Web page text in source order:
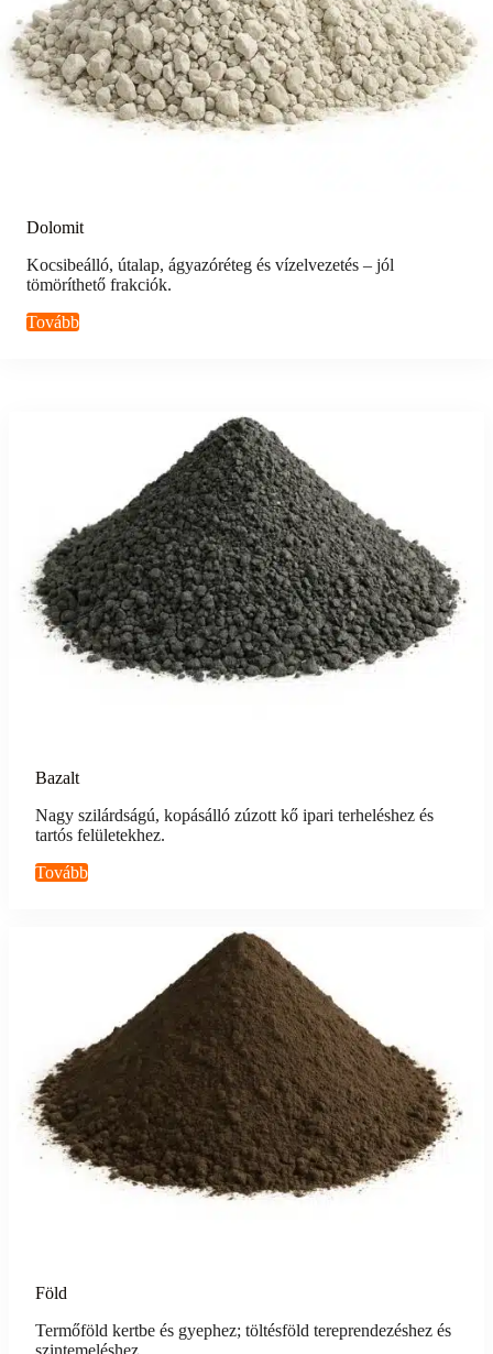
Dolomit
Kocsibeálló, útalap, ágyazóréteg és vízelvezetés – jól
tömöríthető frakciók.
Tovább
Bazalt
Nagy szilárdságú, kopásálló zúzott kő ipari terheléshez és
tartós felületekhez.
Tovább
Föld
Termőföld kertbe és gyephez; töltésföld tereprendezéshez és
szintemeléshez.